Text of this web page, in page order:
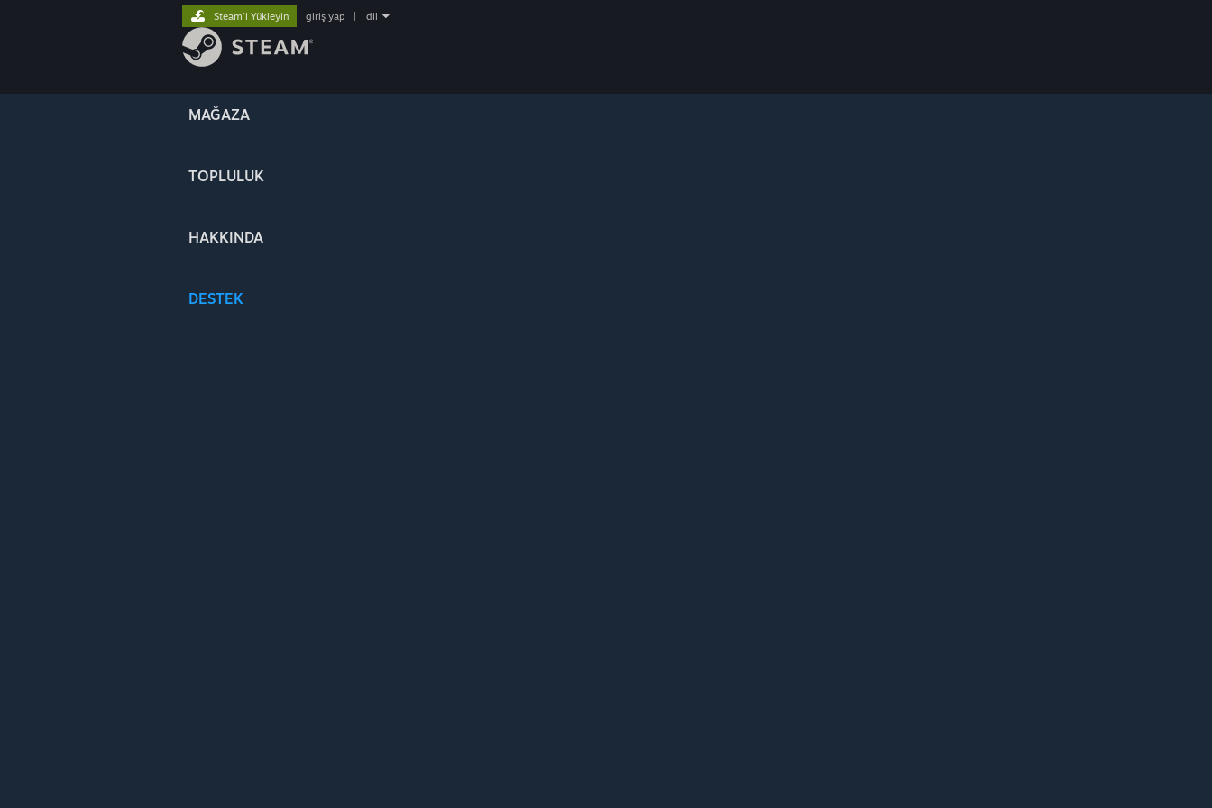
MAĞAZA
TOPLULUK
HAKKINDA
DESTEK
Steam'i Yükleyin giriş yap dil